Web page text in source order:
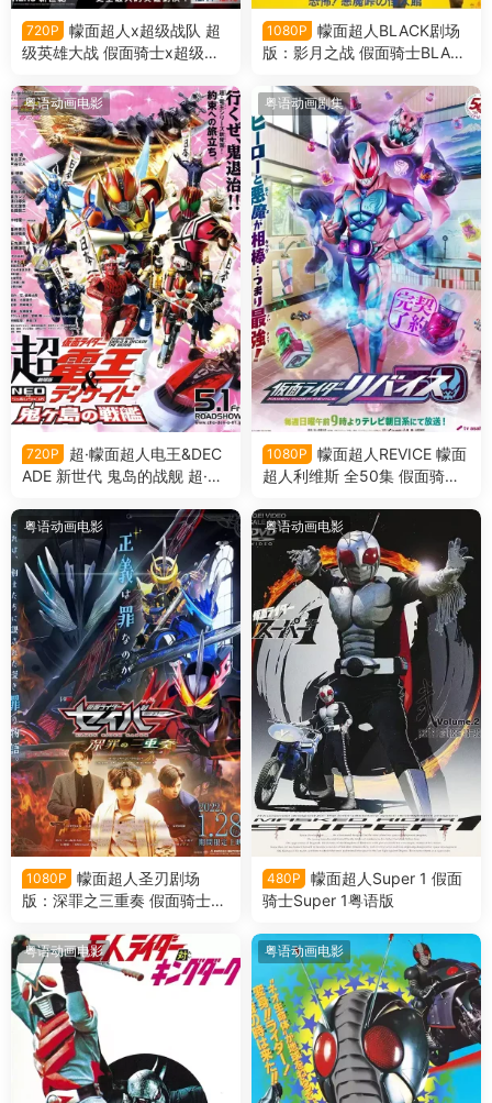
720P
幪面超人x超级战队 超
级英雄大战 假面骑士x超级战
1080P
幪面超人BLACK剧场
版：影月之战 假面骑士BLAC
怪人馆粤语版
粤语动画电影
720P
超·幪面超人电王&DEC
ADE 新世代 鬼岛的战舰 超·假
鬼之岛的战舰粤语版
粤语动画剧集
1080P
幪面超人REVICE 幪面
超人利维斯 全50集 假面骑士R
粤语动画电影
1080P
幪面超人圣刃剧场
版：深罪之三重奏 假面骑士圣
版
粤语动画电影
480P
幪面超人Super 1 假面
骑士Super 1粤语版
粤语动画电影 粤语动画电影